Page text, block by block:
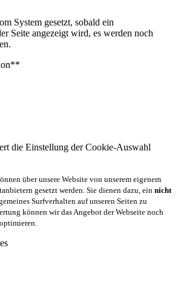
System gesetzt, sobald ein
Seite angezeigt wird, es werden noch
die Einstellung der Cookie-Auswahl
über unsere Website von unserem eigenem
gesetzt werden. Sie dienen dazu, ein nicht
Surfverhalten auf unseren Seiten zu
können wir das Angebot der Webseite noch